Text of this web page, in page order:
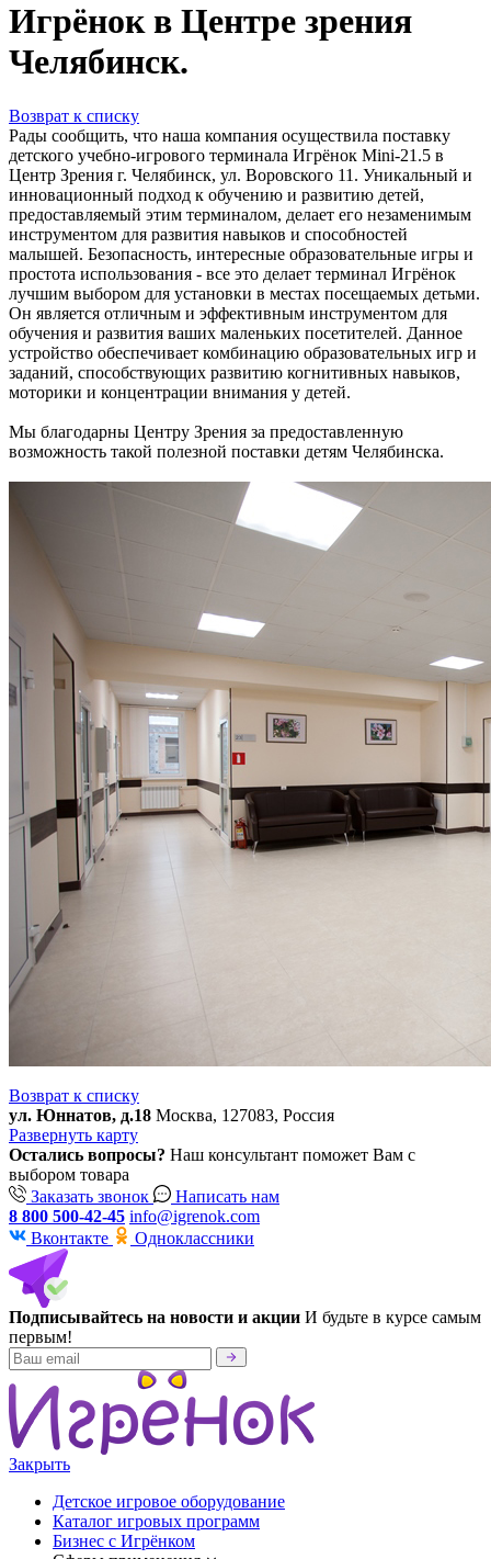
Игрёнок в Центре зрения
Челябинск.
Возврат к списку
Рады сообщить, что наша компания осуществила поставку
детского учебно-игрового терминала Игрёнок Mini-21.5 в
Центр Зрения г. Челябинск, ул. Воровского 11. Уникальный и
инновационный подход к обучению и развитию детей,
предоставляемый этим терминалом, делает его незаменимым
инструментом для развития навыков и способностей
малышей. Безопасность, интересные образовательные игры и
простота использования - все это делает терминал Игрёнок
лучшим выбором для установки в местах посещаемых детьми.
Он является отличным и эффективным инструментом для
обучения и развития ваших маленьких посетителей. Данное
устройство обеспечивает комбинацию образовательных игр и
заданий, способствующих развитию когнитивных навыков,
моторики и концентрации внимания у детей.
Мы благодарны Центру Зрения за предоставленную
возможность такой полезной поставки детям Челябинска.
Возврат к списку
ул. Юннатов, д.18 Москва, 127083, Россия
Развернуть карту
Остались вопросы? Наш консультант поможет Вам с
выбором товара
Заказать звонок
Написать нам
8 800 500-42-45 info@igrenok.com
Вконтакте
Одноклассники
Подписывайтесь на новости и акции И будьте в курсе самым
первым!
Закрыть
Детское игровое оборудование
Каталог игровых программ
Бизнес с Игрёнком